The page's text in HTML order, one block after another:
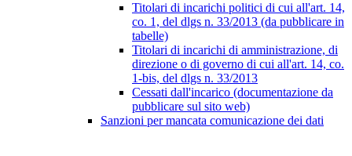
Titolari di incarichi politici di cui all'art. 14,
co. 1, del dlgs n. 33/2013 (da pubblicare in
tabelle)
Titolari di incarichi di amministrazione, di
direzione o di governo di cui all'art. 14, co.
1-bis, del dlgs n. 33/2013
Cessati dall'incarico (documentazione da
pubblicare sul sito web)
Sanzioni per mancata comunicazione dei dati